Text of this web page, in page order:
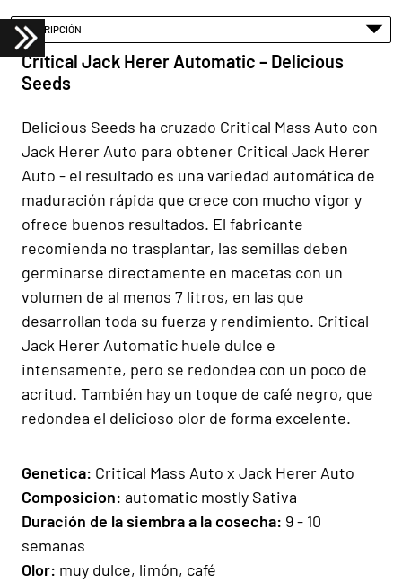
DESCRIPCIÓN
Critical Jack Herer Automatic – Delicious
Seeds
Delicious Seeds ha cruzado Critical Mass Auto con
Jack Herer Auto para obtener Critical Jack Herer
Auto - el resultado es una variedad automática de
maduración rápida que crece con mucho vigor y
ofrece buenos resultados. El fabricante
recomienda no trasplantar, las semillas deben
germinarse directamente en macetas con un
volumen de al menos 7 litros, en las que
desarrollan toda su fuerza y rendimiento. Critical
Jack Herer Automatic huele dulce e
intensamente, pero se redondea con un poco de
acritud. También hay un toque de café negro, que
redondea el delicioso olor de forma excelente.
Genetica: Critical Mass Auto x Jack Herer Auto
Composicion: automatic mostly Sativa
Duración de la siembra a la cosecha: 9 - 10
semanas
Olor: muy dulce, limón, café